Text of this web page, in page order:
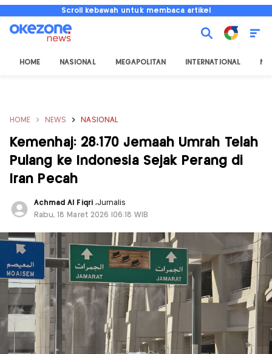
Scroll kebawah untuk membaca artikel
HOME NASIONAL MEGAPOLITAN INTERNATIONAL
HOME NEWS NASIONAL
Kemenhaj: 28.170 Jemaah Umrah Telah
Pulang ke Indonesia Sejak Perang di
Iran Pecah
Achmad Al Fiqri ,Jurnalis
Rabu, 18 Maret 2026 |06:18 WIB